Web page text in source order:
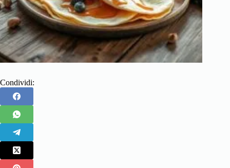
Condividi: